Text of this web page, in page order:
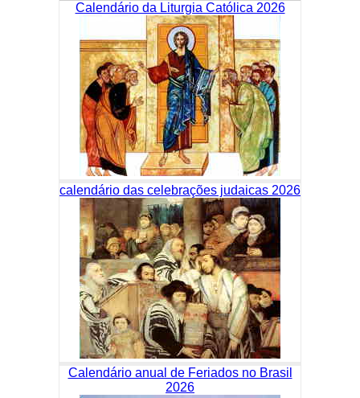
Calendário da Liturgia Católica 2026
calendário das celebrações judaicas 2026
Calendário anual de Feriados no Brasil
2026